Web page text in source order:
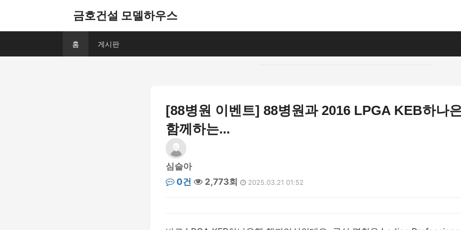
금호건설 모델하우스
홈 게시판
[88병원 이벤트] 88병원과 2016 LPGA KEB하나
함께하는...
심슬아
0건
2,773회 2025.03.21 01:52